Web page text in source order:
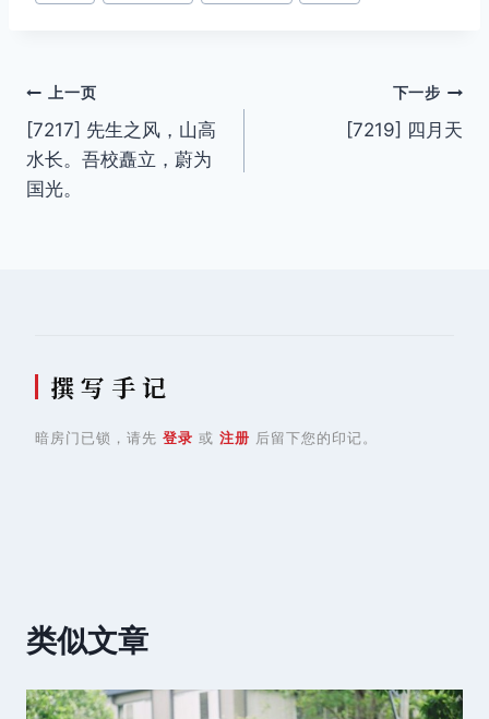
文
章
导
上一页
[7217] 先生之风，山高
水长。吾校矗立，蔚为
国光。
下一步
[7219] 四月天
撰 写 手 记
暗房门已锁，请先 登录 或 注册 后留下您的印记。
类似文章